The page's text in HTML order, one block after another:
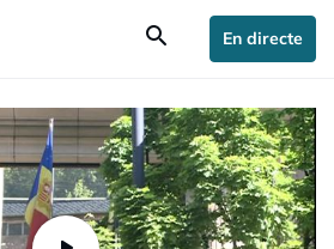
search En directe